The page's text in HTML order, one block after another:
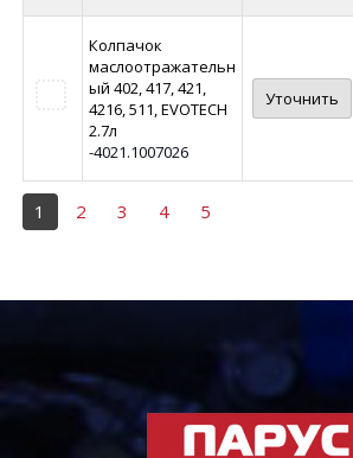
Колпачок
маслоотражательн
ый 402, 417, 421,
4216, 511, EVOTECH
2.7л
-4021.1007026
Уточнить
1 2 3 4 5